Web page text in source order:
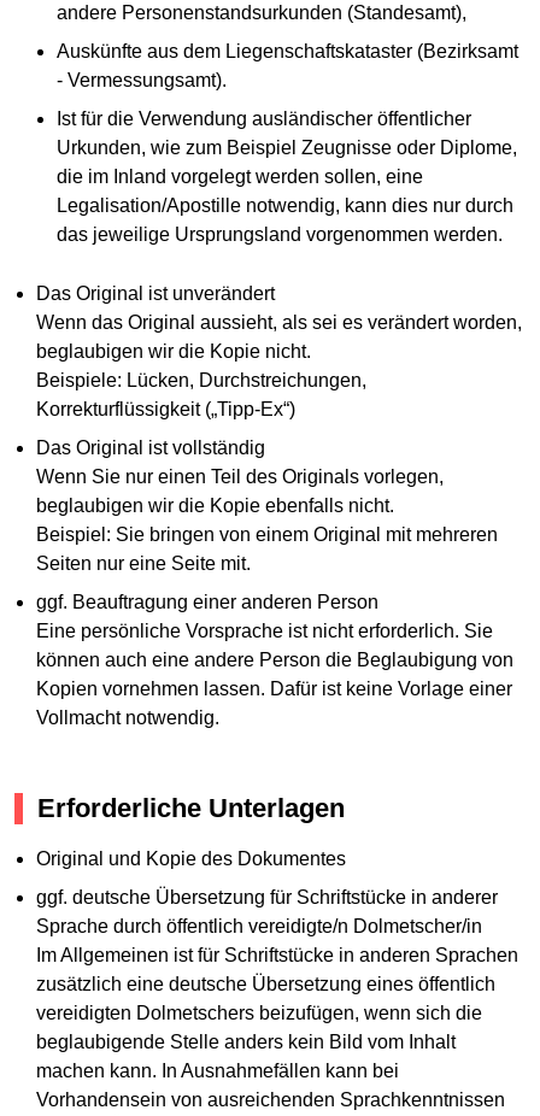
andere Personenstandsurkunden (Standesamt),
Auskünfte aus dem Liegenschaftskataster (Bezirksamt
- Vermessungsamt).
Ist für die Verwendung ausländischer öffentlicher
Urkunden, wie zum Beispiel Zeugnisse oder Diplome,
die im Inland vorgelegt werden sollen, eine
Legalisation/Apostille notwendig, kann dies nur durch
das jeweilige Ursprungsland vorgenommen werden.
Das Original ist unverändert
Wenn das Original aussieht, als sei es verändert worden,
beglaubigen wir die Kopie nicht.
Beispiele: Lücken, Durchstreichungen,
Korrekturflüssigkeit („Tipp-Ex“)
Das Original ist vollständig
Wenn Sie nur einen Teil des Originals vorlegen,
beglaubigen wir die Kopie ebenfalls nicht.
Beispiel: Sie bringen von einem Original mit mehreren
Seiten nur eine Seite mit.
ggf. Beauftragung einer anderen Person
Eine persönliche Vorsprache ist nicht erforderlich. Sie
können auch eine andere Person die Beglaubigung von
Kopien vornehmen lassen. Dafür ist keine Vorlage einer
Vollmacht notwendig.
Erforderliche Unterlagen
Original und Kopie des Dokumentes
ggf. deutsche Übersetzung für Schriftstücke in anderer
Sprache durch öffentlich vereidigte/n Dolmetscher/in
Im Allgemeinen ist für Schriftstücke in anderen Sprachen
zusätzlich eine deutsche Übersetzung eines öffentlich
vereidigten Dolmetschers beizufügen, wenn sich die
beglaubigende Stelle anders kein Bild vom Inhalt
machen kann. In Ausnahmefällen kann bei
Vorhandensein von ausreichenden Sprachkenntnissen